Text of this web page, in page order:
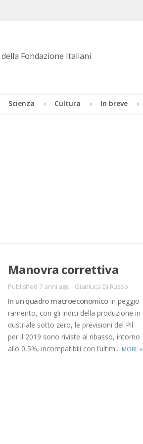
Scienza Cultura In breve
Ma­no­vra cor­ret­ti­va
Published 7 anni ago - Gianluca Di Russo
In un qua­dro ma­croe­co­no­mi­coin peg­gio­
ra­men­to, con gli in­di­ci del­la pro­du­zio­ne in­
du­stria­le sot­to zero, le pre­vi­sio­ni del Pil
per il 2019 sono ri­vi­ste al ri­bas­so, in­tor­no
allo 0,5%, in­com­pa­ti­bi­li con l’ul­ti­m... MORE»